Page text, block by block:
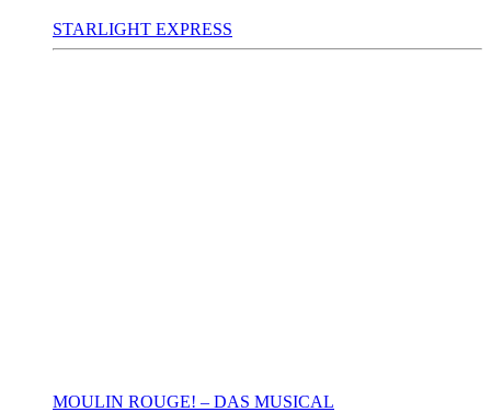
STARLIGHT EXPRESS
MOULIN ROUGE! – DAS MUSICAL